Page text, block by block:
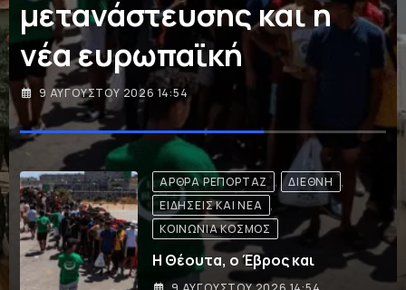
ΔΙΕΘΝΉ
Επίθεση των Χούθι στο λιμάνι
9 ΑΥΓΟΎΣΤΟΥ 2026 13:12